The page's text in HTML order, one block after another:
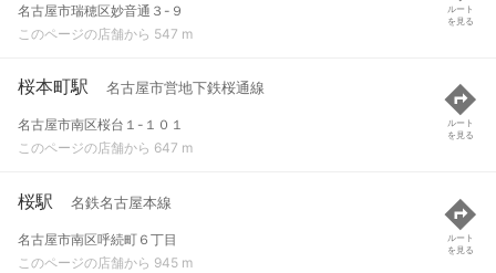
名古屋市瑞穂区妙音通３-９
このページの店舗から 547 m
ルート
を見る
桜本町駅 名古屋市営地下鉄桜通線
名古屋市南区桜台１-１０１
このページの店舗から 647 m
ルート
を見る
桜駅 名鉄名古屋本線
名古屋市南区呼続町６丁目
このページの店舗から 945 m
ルート
を見る